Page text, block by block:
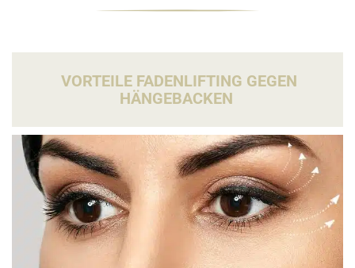
VORTEILE FADENLIFTING GEGEN
HÄNGEBACKEN